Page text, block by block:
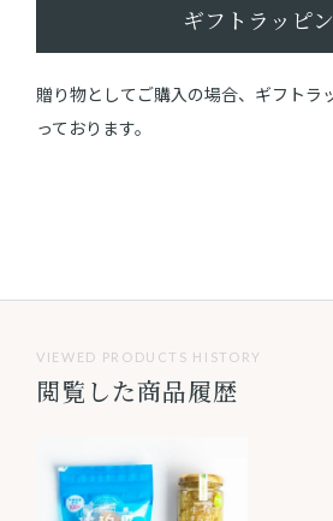
ギフトラッピ
贈り物としてご購入の場合、ギフトラ
っております。
VIEWED PRODUCTS HISTORY
閲覧した商品履歴